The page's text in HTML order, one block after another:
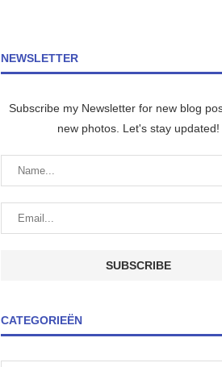
NEWSLETTER
Subscribe my Newsletter for new blog
new photos. Let's stay updated!
CATEGORIEËN